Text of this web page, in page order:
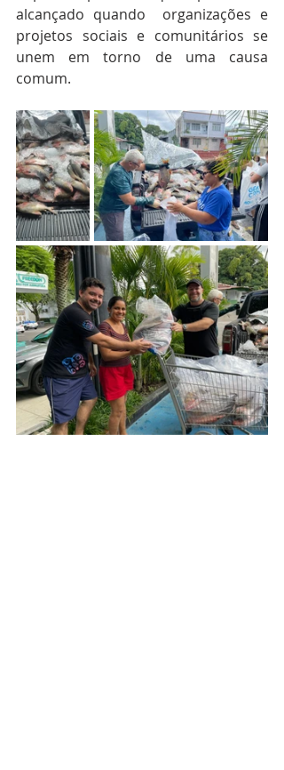
alcançado quando  organizações e
projetos sociais e comunitários se
unem em torno de uma causa
comum.